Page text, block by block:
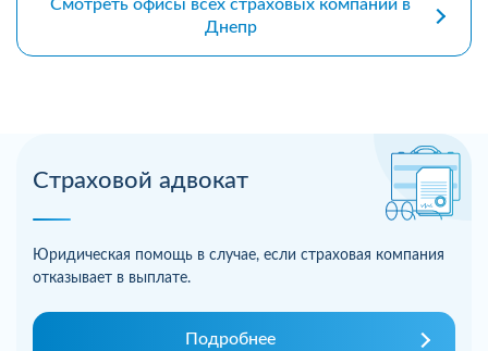
Страховой адвокат
Юридическая помощь в случае, если страховая компания
отказывает в выплате.
Подробнее
Смотреть офисы всех страховых компаний в
Днепр